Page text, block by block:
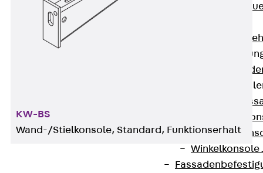
Winkelkonsole
KW-BS
Wand-/Stielkonsole, Standard, Funktionserhalt